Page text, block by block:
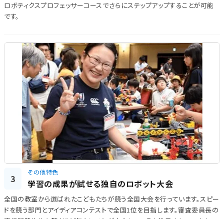
ロボティクスプロフェッサーコースでさらにステップアップすることが可能
です。
3
その他特色
学習の成果が試せる独自のロボット大会
全国の教室から選ばれたこどもたちが競う全国大会を行っています。スピー
ドを競う部門とアイディアコンテストで全国1位を目指します。審査委員長の